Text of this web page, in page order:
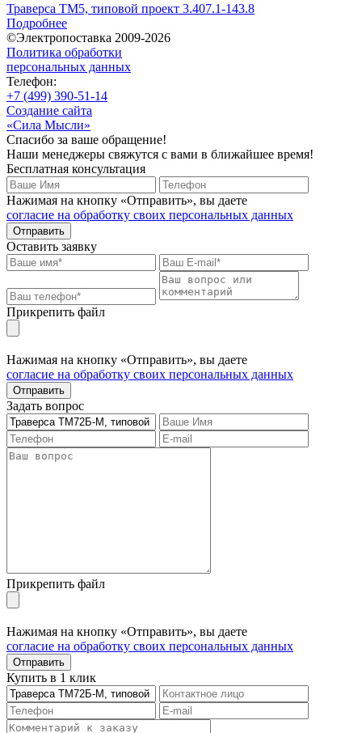
Траверса ТМ5, типовой проект 3.407.1-143.8
Подробнее
©Электропоставка 2009-2026
Политика обработки
персональных данных
Телефон:
+7 (499) 390-51-14
Создание сайта
«Сила Мысли»
Спасибо за ваше обращение!
Наши менеджеры свяжутся с вами в ближайшее время!
Бесплатная консультация
Нажимая на кнопку «Отправить», вы даете
согласие на обработку своих персональных данных
Отправить
Оставить заявку
Прикрепить файл
Нажимая на кнопку «Отправить», вы даете
согласие на обработку своих персональных данных
Отправить
Задать вопрос
Прикрепить файл
Нажимая на кнопку «Отправить», вы даете
согласие на обработку своих персональных данных
Отправить
Купить в 1 клик